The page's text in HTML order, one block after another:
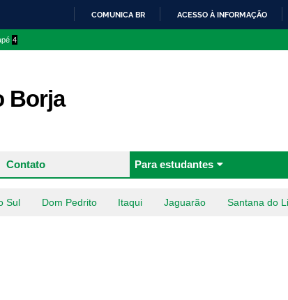
COMUNICA BR ACESSO À INFORMAÇÃO
4
Borja
Contato Para estudantes
Sul Dom Pedrito Itaqui Jaguarão Santana do